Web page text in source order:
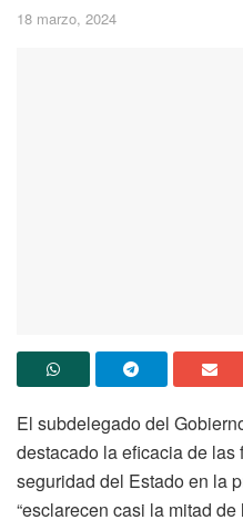
18 marzo, 2024
El subdelegado del
destacado la eficacia de las
seguridad del Estado en la
“esclarecen casi la mitad